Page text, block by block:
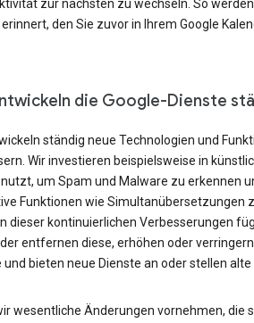
zur nächsten zu wechseln. So
den Sie zuvor in Ihrem Google
die Google-Dienste
ständig neue Technologien und
Wir investieren beispielsweise in
nutzt, um Spam und Malware zu erkennen
Funktionen wie Simultanübersetzungen
dieser kontinuierlichen Verbesserungen
entfernen diese, erhöhen oder
und bieten neue Dienste an oder stellen alte
wesentliche Änderungen vornehmen, die